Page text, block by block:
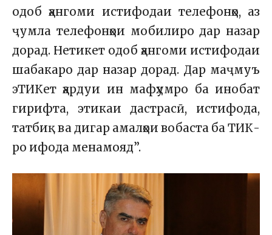
одоб ҳангоми истифодаи телефонҳо, аз
ҷумла телефонҳои мобилиро дар назар
дорад. Нетикет одоб ҳангоми истифодаи
шабакаро дар назар дорад. Дар маҷмуъ
эТИКет ҳардуи ин мафҳумро ба инобат
гирифта, этикаи дастрасӣ, истифода,
татбиқ ва дигар амалҳои вобаста ба ТИК-
ро ифода менамояд”.